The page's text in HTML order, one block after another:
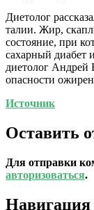
Диетолог
талии. Жир,
состояние, при
сахарный диабет
диетолог
опасности
Источник
Оставить
Для отправки
авторизоваться.
Навигация